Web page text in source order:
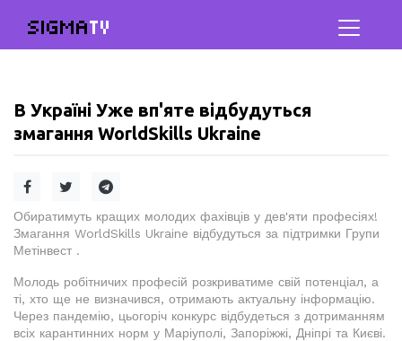
SIGMATV
В Україні Уже вп'яте відбудуться
змагання WorldSkills Ukraine
Обиратимуть кращих молодих фахівців у дев'яти професіях!
Змагання WorldSkills Ukraine відбудуться за підтримки Групи
Метінвест .
Молодь робітничих професій розкриватиме свій потенціал, а
ті, хто ще не визначився, отримають актуальну інформацію.
Через пандемію, цьогоріч конкурс відбудеться з дотриманням
всіх карантинних норм у Маріуполі, Запоріжжі, Дніпрі та Києві.